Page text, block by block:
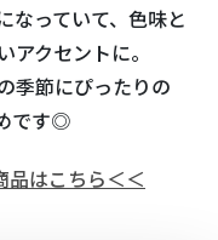
なっていて、色味と
クセントに。
季節にぴったりの
です◎
品はこちら＜＜